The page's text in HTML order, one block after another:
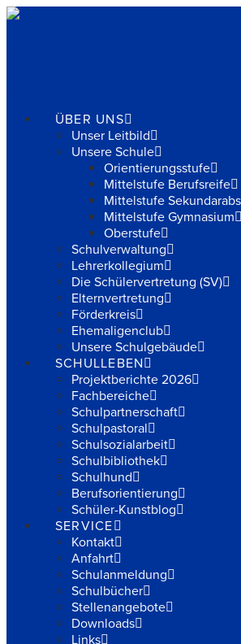
ÜBER UNS
Unser Leitbild
Unsere Schule
Orientierungsstufe
Mittelstufe Berufsreife
Mittelstufe
Mittelstufe Gymnasium
Oberstufe
Schulverwaltung
Lehrerkollegium
Die Schülervertretung (SV)
Elternvertretung
Förderkreis
Ehemaligenclub
Unsere Schulgebäude
SCHULLEBEN
Projektberichte 2026
Fachbereiche
Schulpartnerschaft
Schulpastoral
Schulsozialarbeit
Schulbibliothek
Schulhund
Berufsorientierung
Schüler-Kunstblog
SERVICE
Kontakt
Anfahrt
Schulanmeldung
Schulbücher
Stellenangebote
Downloads
Links